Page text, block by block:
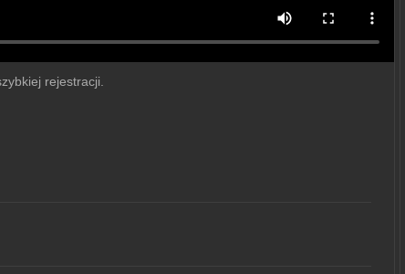
rejestracji.